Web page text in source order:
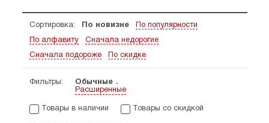
погребен на Кунцевском кладбище Москвы.
Сортировка: По новизне По популярности
По алфавиту Сначала недорогие
Сначала подороже По скидке
Фильтры:
Обычные
Расширенные
Товары в наличии Товары со скидкой